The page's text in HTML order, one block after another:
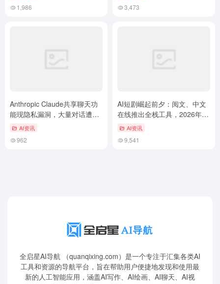
1,986 3,473
Anthropic Claude共享聊天功
能现隐私漏洞，大量对话遭谷
歌索引
AI资讯
962
AI短剧崛起前夕：阅文、中文
在线推出全栈工具，2026年产
能或迎爆发
AI资讯
9,541
全启星AI导航 （quanqixing.com）是一个专注于汇集各类AI
工具和资源的导航平台，旨在帮助用户便捷地发现和使用最
新的人工智能应用，涵盖AI写作、AI绘画、AI聊天、AI视